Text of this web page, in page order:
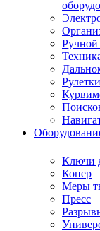
Ручной
Ключи
Копер
Меры
Пресс